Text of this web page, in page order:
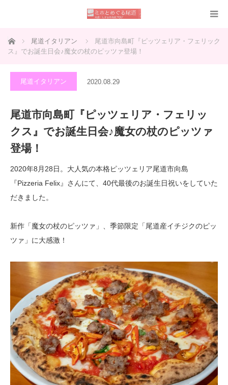
ホーム 尾道イタリアン
尾道市向島町『ピッツェリア・フェリック
ス』でお誕生日会♪魔女の杖のピッツァ登場！
尾道イタリアン 2020.08.29
尾道市向島町『ピッツェリア・フェリッ
クス』でお誕生日会♪魔女の杖のピッツァ
登場！
2020年8月28日。大人気の本格ピッツェリア尾道市向島
『Pizzeria Felix』さんにて、40代最後のお誕生日祝いをしていた
だきました。
新作「魔女の杖のピッツァ」、季節限定「尾道産イチジクのピッ
ツァ」に大感激！